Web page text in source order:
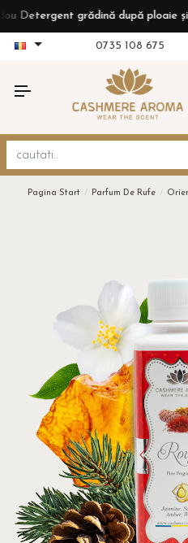
grădină după ploaie și Gel
0735 108 675
Pagina Start Parfum De Rufe